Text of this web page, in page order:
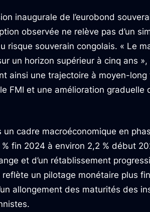
inaugurale de l’eurobond
observée ne relève pas d’un
risque souverain congolais. « Le
un horizon supérieur à cinq ans
ainsi une trajectoire à moyen-
FMI et une amélioration graduelle
un cadre macroéconomique en
fin 2024 à environ 2,2 % début
et d’un rétablissement
un pilotage monétaire plus
allongement des maturités des